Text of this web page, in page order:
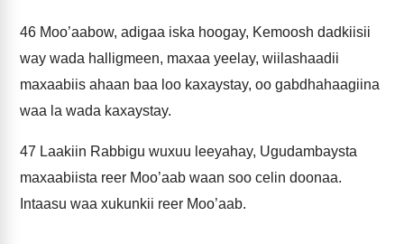
46 Moo’aabow, adigaa iska hoogay, Kemoosh dadkiisii
way wada halligmeen, maxaa yeelay, wiilashaadii
maxaabiis ahaan baa loo kaxaystay, oo gabdhahaagiina
waa la wada kaxaystay.
47 Laakiin Rabbigu wuxuu leeyahay, Ugudambaysta
maxaabiista reer Moo’aab waan soo celin doonaa.
Intaasu waa xukunkii reer Moo’aab.